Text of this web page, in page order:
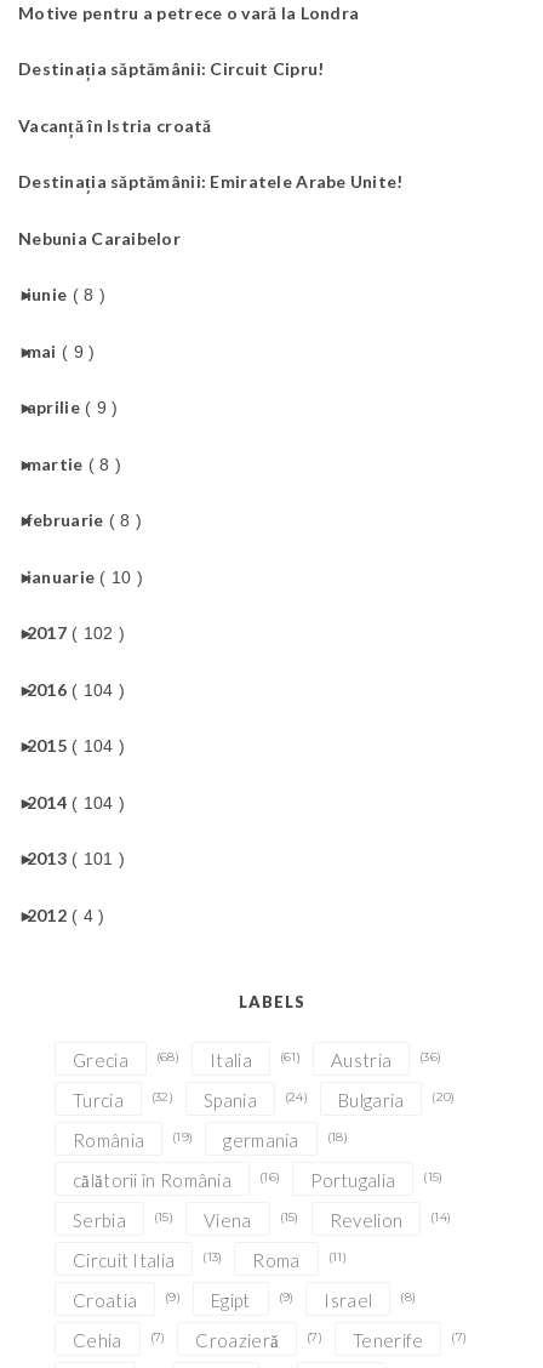
Motive pentru a petrece o vară la Londra
Destinația săptămânii: Circuit Cipru!
Vacanță în Istria croată
Destinația săptămânii: Emiratele Arabe Unite!
Nebunia Caraibelor
►
iunie ( 8 )
►
mai ( 9 )
►
aprilie ( 9 )
►
martie ( 8 )
►
februarie ( 8 )
►
ianuarie ( 10 )
►
2017 ( 102 )
►
2016 ( 104 )
►
2015 ( 104 )
►
2014 ( 104 )
►
2013 ( 101 )
►
2012 ( 4 )
LABELS
Grecia (68) Italia (61) Austria (36)
Turcia (32) Spania (24) Bulgaria (20)
România (19) germania (18)
călătorii în România (16) Portugalia (15)
Serbia (15) Viena (15) Revelion (14)
Circuit Italia (13) Roma (11)
Croatia (9) Egipt (9) Israel (8)
Cehia (7) Croazieră (7) Tenerife (7)